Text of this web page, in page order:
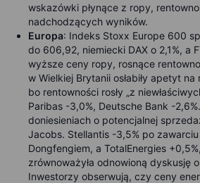
wskazówki płynące z ropy,
nadchodzących wyników.
Europa: Indeks Stoxx Europe 600
do 606,92, niemiecki DAX o 2,1%, a
wyższe ceny ropy, rosnące
w Wielkiej Brytanii osłabiły apetyt na
bo rentowności rosły „z
Paribas -3,0%, Deutsche Bank -
doniesieniach o potencjalnej
Jacobs. Stellantis -3,5% po
Dongfengiem, a TotalEnergies
zrównoważyła odnowioną dyskusję
Inwestorzy obserwują, czy ceny